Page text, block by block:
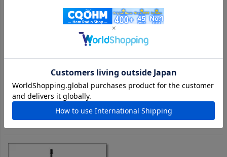
おすすめ出来ない利用方法ですが、送信と移動しない前提
で、SMAP-MJの変換コネクタを用いて60cm程度のモービル
ホイップを装着し、雨ざらしの状態でベランダに設置してい
ますがが特に問題なく利用できています。
たアンテナを力点にして角度調整をせねばならず、接栓部の
耐久性が不安です。
災害時には持ち出す予定にしています。